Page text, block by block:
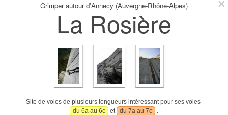
Grimper autour d'Annecy (Auvergne-Rhône-Alpes)
La Rosière
Site de voies de plusieurs longueurs intéressant pour ses voies
du 6a au 6c
et du 7a au 7c
.